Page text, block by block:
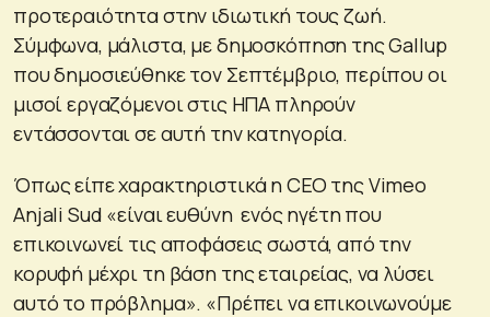
προτεραιότητα στην ιδιωτική τους ζωή.
Σύμφωνα, μάλιστα, με δημοσκόπηση της Gallup
που δημοσιεύθηκε τον Σεπτέμβριο, περίπου οι
μισοί εργαζόμενοι στις ΗΠΑ πληρούν
εντάσσονται σε αυτή την κατηγορία.
Όπως είπε χαρακτηριστικά η CEO της Vimeo
Anjali Sud «είναι ευθύνη ενός ηγέτη που
επικοινωνεί τις αποφάσεις σωστά, από την
κορυφή μέχρι τη βάση της εταιρείας, να λύσει
αυτό το πρόβλημα». «Πρέπει να επικοινωνούμε